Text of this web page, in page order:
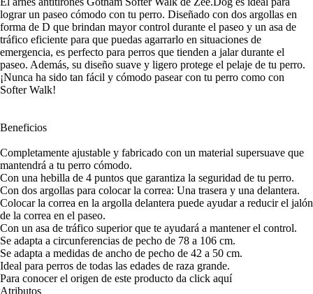
lograr un paseo cómodo con tu perro. Diseñado con dos argollas en
forma de D que brindan mayor control durante el paseo y un asa de
tráfico eficiente para que puedas agarrarlo en situaciones de
emergencia, es perfecto para perros que tienden a jalar durante el
paseo. Además, su diseño suave y ligero protege el pelaje de tu perro.
¡Nunca ha sido tan fácil y cómodo pasear con tu perro como con
Softer Walk!
Beneficios
Completamente ajustable y fabricado con un material supersuave que
mantendrá a tu perro cómodo.
Con una hebilla de 4 puntos que garantiza la seguridad de tu perro.
Con dos argollas para colocar la correa: Una trasera y una delantera.
Colocar la correa en la argolla delantera puede ayudar a reducir el jalón
de la correa en el paseo.
Con un asa de tráfico superior que te ayudará a mantener el control.
Se adapta a circunferencias de pecho de 78 a 106 cm.
Se adapta a medidas de ancho de pecho de 42 a 50 cm.
Ideal para perros de todas las edades de raza grande.
Para conocer el origen de este producto da click aquí
Atributos